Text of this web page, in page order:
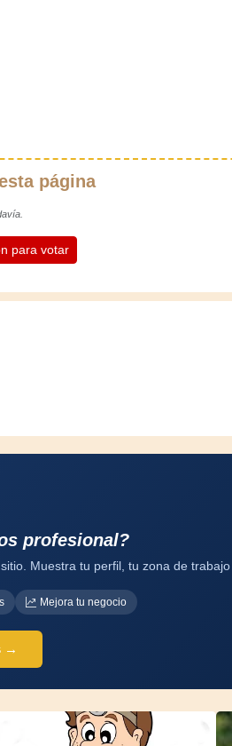
página
para votar
profesional?
Muestra tu perfil, tu zona de trabajo
Mejora tu negocio
→